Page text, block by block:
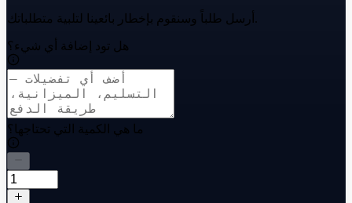
أرسل طلباً وسنقوم بإخطار بائعينا لتلبية متطلباتك.
هل تود إضافة أي شيء؟
ما هي الكمية التي تحتاجها؟